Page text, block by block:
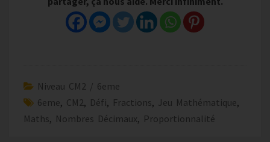
Niveau CM2 / 6eme
6eme, CM2, Défi, Fractions, Jeu Mathématique,
Maths, Nombres Décimaux, Proportionnalité